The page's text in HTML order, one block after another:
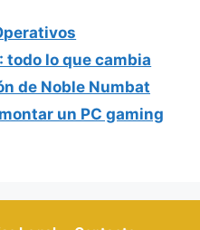
todo lo que cambia
de Noble Numbat
un PC gaming